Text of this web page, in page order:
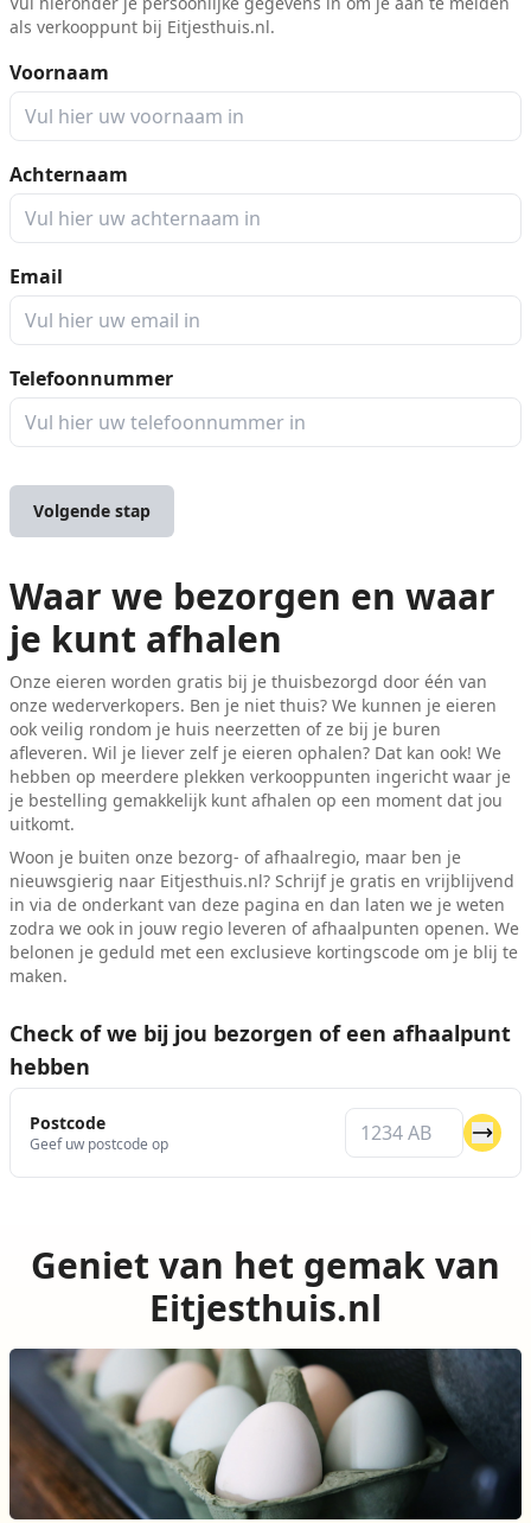
als verkooppunt bij Eitjesthuis.nl.
Voornaam
Achternaam
Email
Telefoonnummer
Volgende stap
Waar we bezorgen en waar
je kunt afhalen
Onze eieren worden gratis bij je thuisbezorgd door één van
onze wederverkopers. Ben je niet thuis? We kunnen je eieren
ook veilig rondom je huis neerzetten of ze bij je buren
afleveren. Wil je liever zelf je eieren ophalen? Dat kan ook! We
hebben op meerdere plekken verkooppunten ingericht waar je
je bestelling gemakkelijk kunt afhalen op een moment dat jou
uitkomt.
Woon je buiten onze bezorg- of afhaalregio, maar ben je
nieuwsgierig naar Eitjesthuis.nl? Schrijf je gratis en vrijblijvend
in via de onderkant van deze pagina en dan laten we je weten
zodra we ook in jouw regio leveren of afhaalpunten openen. We
belonen je geduld met een exclusieve kortingscode om je blij te
maken.
Check of we bij jou bezorgen of een afhaalpunt
hebben
Postcode
Geef uw postcode op
Geniet van het gemak van
Eitjesthuis.nl